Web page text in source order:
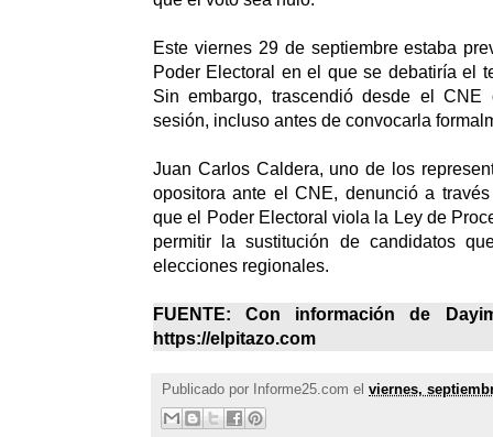
Este viernes 29 de septiembre estaba
Poder Electoral en el que se debatiría el
Sin embargo, trascendió desde el CNE
sesión, incluso antes de convocarla
Juan Carlos Caldera, uno de los
opositora ante el CNE, denunció a
que el Poder Electoral viola la Ley de
permitir la sustitución de candidatos
elecciones regionales.
FUENTE: Con información de
https://elpitazo.com
Publicado por Informe25.com el viernes,